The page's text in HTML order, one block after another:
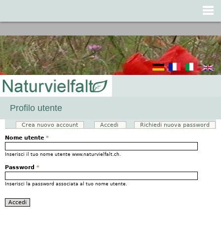
Profilo utente
Schede primarie
Crea nuovo account Accedi (scheda attiva)
Richiedi nuova password
Nome utente *
Inserisci il tuo nome utente www.naturvielfalt.ch.
Password *
Inserisci la password associata al tuo nome utente.